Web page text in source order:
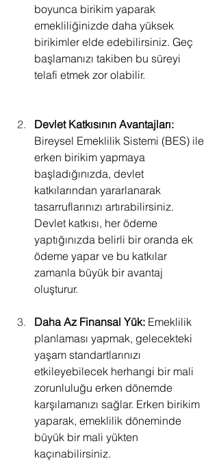
boyunca birikim yaparak
emekliliğinizde daha yüksek
birikimler elde edebilirsiniz. Geç
başlamanızı takiben bu süreyi
telafi etmek zor olabilir.
Devlet Katkısının Avantajları:
Bireysel Emeklilik Sistemi (BES) ile
erken birikim yapmaya
başladığınızda, devlet
katkılarından yararlanarak
tasarruflarınızı artırabilirsiniz.
Devlet katkısı, her ödeme
yaptığınızda belirli bir oranda ek
ödeme yapar ve bu katkılar
zamanla büyük bir avantaj
oluşturur.
Daha Az Finansal Yük: Emeklilik
planlaması yapmak, gelecekteki
yaşam standartlarınızı
etkileyebilecek herhangi bir mali
zorunluluğu erken dönemde
karşılamanızı sağlar. Erken birikim
yaparak, emeklilik döneminde
büyük bir mali yükten
kaçınabilirsiniz.